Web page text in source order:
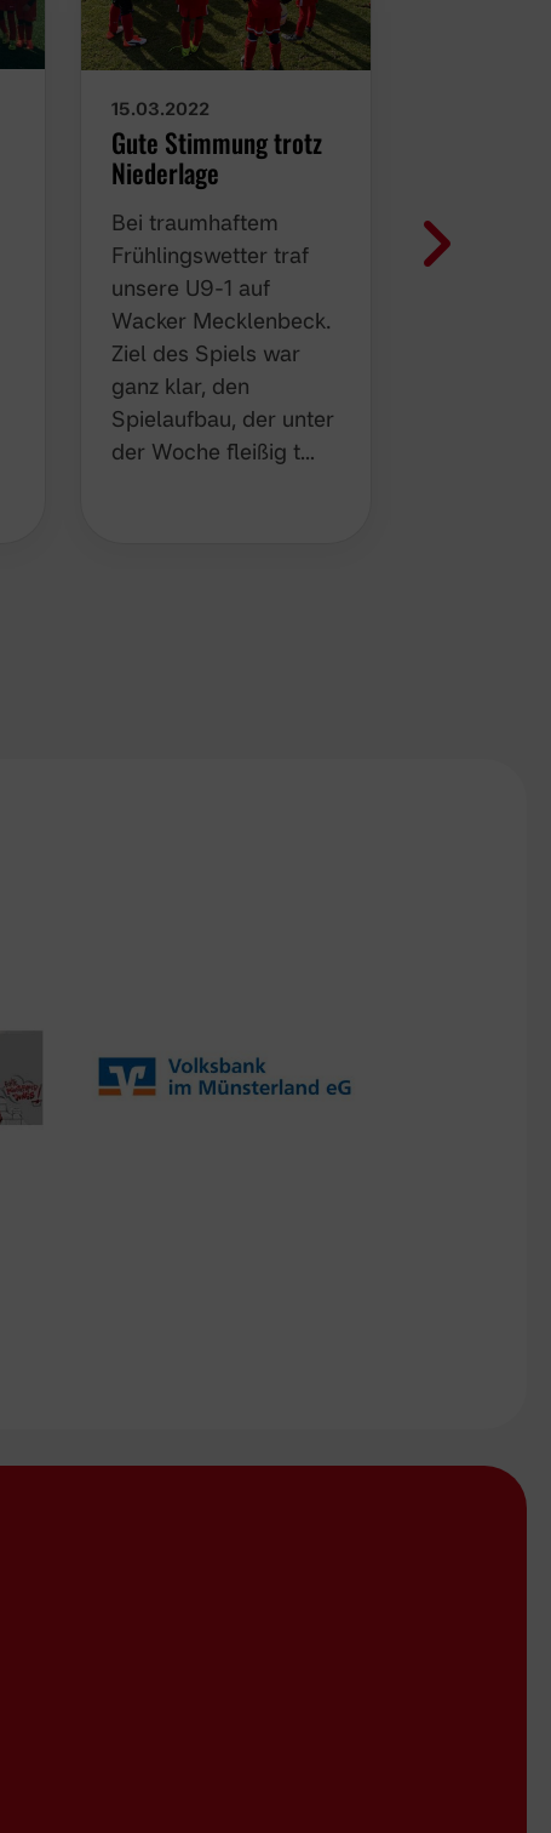
15.03.2022
Gute Stimmung trotz
Niederlage
Bei traumhaftem
Frühlingswetter traf
unsere U9-1 auf
Wacker Mecklenbeck.
Ziel des Spiels war
ganz klar, den
Spielaufbau, der unter
der Woche fleißig t…
letztes